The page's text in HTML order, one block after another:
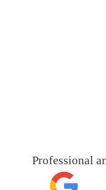
Professional